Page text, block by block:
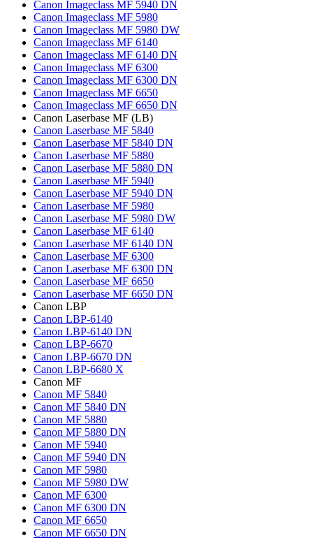
Canon Imageclass MF 5940 DN
Canon Imageclass MF 5980
Canon Imageclass MF 5980 DW
Canon Imageclass MF 6140
Canon Imageclass MF 6140 DN
Canon Imageclass MF 6300
Canon Imageclass MF 6300 DN
Canon Imageclass MF 6650
Canon Imageclass MF 6650 DN
Canon Laserbase MF (LB)
Canon Laserbase MF 5840
Canon Laserbase MF 5840 DN
Canon Laserbase MF 5880
Canon Laserbase MF 5880 DN
Canon Laserbase MF 5940
Canon Laserbase MF 5940 DN
Canon Laserbase MF 5980
Canon Laserbase MF 5980 DW
Canon Laserbase MF 6140
Canon Laserbase MF 6140 DN
Canon Laserbase MF 6300
Canon Laserbase MF 6300 DN
Canon Laserbase MF 6650
Canon Laserbase MF 6650 DN
Canon LBP
Canon LBP-6140
Canon LBP-6140 DN
Canon LBP-6670
Canon LBP-6670 DN
Canon LBP-6680 X
Canon MF
Canon MF 5840
Canon MF 5840 DN
Canon MF 5880
Canon MF 5880 DN
Canon MF 5940
Canon MF 5940 DN
Canon MF 5980
Canon MF 5980 DW
Canon MF 6300
Canon MF 6300 DN
Canon MF 6650
Canon MF 6650 DN